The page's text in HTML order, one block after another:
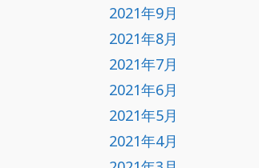
2021年9月
2021年8月
2021年7月
2021年6月
2021年5月
2021年4月